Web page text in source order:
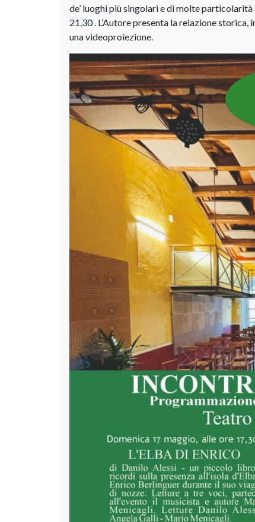
de’ luoghi più singolari e di molte
21,30 . L’Autore presenta la relazione
una videoproiezione.